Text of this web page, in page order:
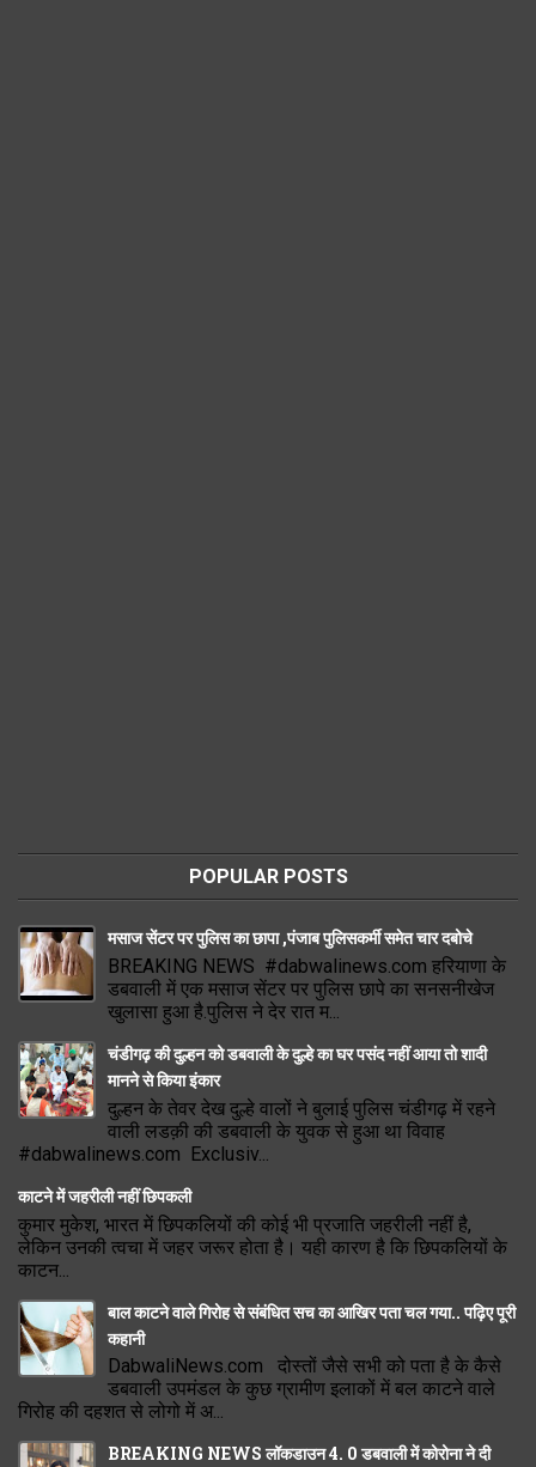
POPULAR POSTS
मसाज सेंटर पर पुलिस का छापा ,पंजाब पुलिसकर्मी समेत चार दबोचे
BREAKING NEWS #dabwalinews.com हरियाणा के
डबवाली में एक मसाज सेंटर पर पुलिस छापे का सनसनीखेज
खुलासा हुआ है.पुलिस ने देर रात म...
चंडीगढ़ की दुल्हन को डबवाली के दुल्हे का घर पसंद नहीं आया तो शादी
मानने से किया इंकार
दुल्हन के तेवर देख दुल्हे वालों ने बुलाई पुलिस चंडीगढ़ में रहने
वाली लडक़ी की डबवाली के युवक से हुआ था विवाह
#dabwalinews.com Exclusiv...
काटने में जहरीली नहीं छिपकली
कुमार मुकेश, भारत में छिपकलियों की कोई भी प्रजाति जहरीली नहीं है,
लेकिन उनकी त्वचा में जहर जरूर होता है। यही कारण है कि छिपकलियों के
काटन...
बाल काटने वाले गिरोह से संबंधित सच का आखिर पता चल गया.. पढ़िए पूरी
कहानी
DabwaliNews.com दोस्तों जैसे सभी को पता है के कैसे
डबवाली उपमंडल के कुछ ग्रामीण इलाकों में बल काटने वाले
गिरोह की दहशत से लोगो में अ...
BREAKING NEWS लॉकडाउन 4. 0 डबवाली में कोरोना ने दी